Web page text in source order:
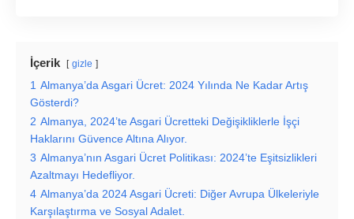
İçerik gizle
1 Almanya’da Asgari Ücret: 2024 Yılında Ne Kadar Artış
Gösterdi?
2 Almanya, 2024’te Asgari Ücretteki Değişikliklerle İşçi
Haklarını Güvence Altına Alıyor.
3 Almanya’nın Asgari Ücret Politikası: 2024’te Eşitsizlikleri
Azaltmayı Hedefliyor.
4 Almanya’da 2024 Asgari Ücreti: Diğer Avrupa Ülkeleriyle
Karşılaştırma ve Sosyal Adalet.